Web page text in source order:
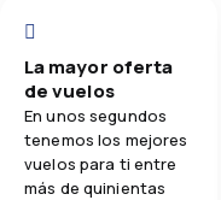
La mayor oferta
de vuelos
En unos segundos
tenemos los mejores
vuelos para ti entre
más de quinientas